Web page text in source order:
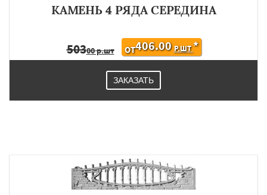
КАМЕНЬ 4 РЯДА СЕРЕДИНА
50300 р.шт ОТ406.00 Р.ШТ*
ЗАКАЗАТЬ